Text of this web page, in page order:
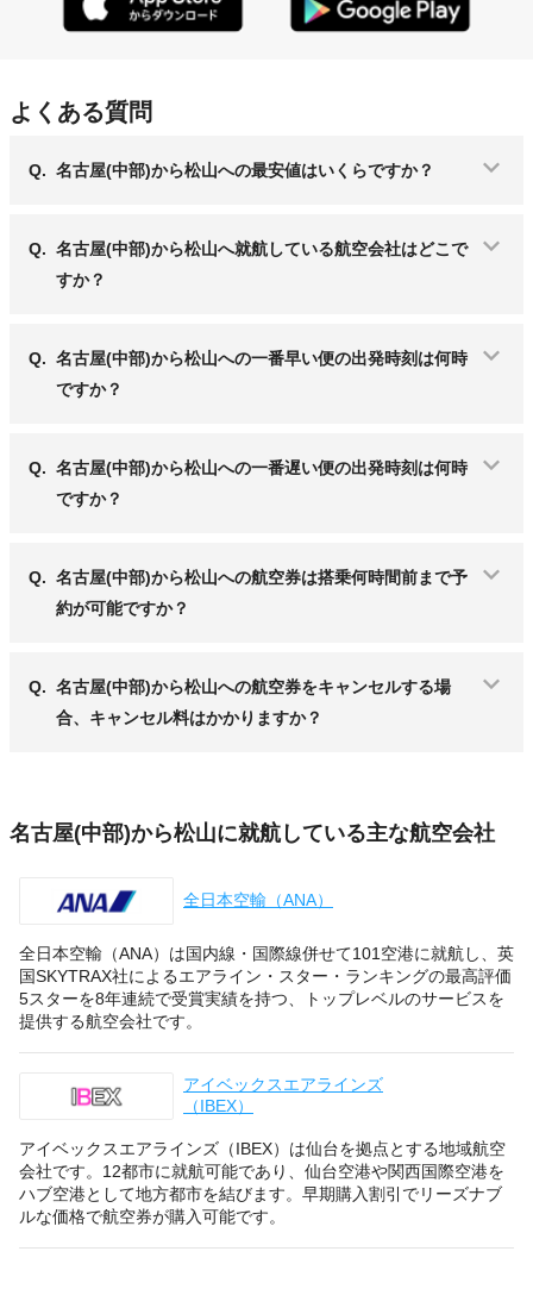
よくある質問
Q. 名古屋(中部)から松山への最安値はいくらですか？
Q. 名古屋(中部)から松山へ就航している航空会社はどこで
すか？
Q. 名古屋(中部)から松山への一番早い便の出発時刻は何時
ですか？
Q. 名古屋(中部)から松山への一番遅い便の出発時刻は何時
ですか？
Q. 名古屋(中部)から松山への航空券は搭乗何時間前まで予
約が可能ですか？
Q. 名古屋(中部)から松山への航空券をキャンセルする場
合、キャンセル料はかかりますか？
名古屋(中部)から松山に就航している主な航空会社
全日本空輸（ANA）
全日本空輸（ANA）は国内線・国際線併せて101空港に就航し、英
国SKYTRAX社によるエアライン・スター・ランキングの最高評価
5スターを8年連続で受賞実績を持つ、トップレベルのサービスを
提供する航空会社です。
アイベックスエアラインズ
（IBEX）
アイベックスエアラインズ（IBEX）は仙台を拠点とする地域航空
会社です。12都市に就航可能であり、仙台空港や関西国際空港を
ハブ空港として地方都市を結びます。早期購入割引でリーズナブ
ルな価格で航空券が購入可能です。